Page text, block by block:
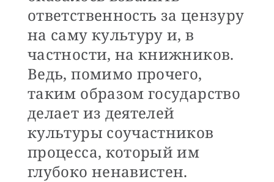
ответственность за цензуру
на саму культуру и, в
частности, на книжников.
Ведь, помимо прочего,
таким образом государство
делает из деятелей
культуры соучастников
процесса, который им
глубоко ненавистен.